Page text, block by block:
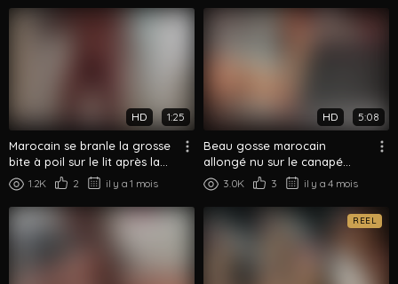
HD 1:25
Marocain se branle la grosse
bite à poil sur le lit après la
douche
1.2K 2 il y a 1 mois
HD 5:08
Beau gosse marocain
allongé nu sur le canapé
caresse sa grosse bite —
Branlette solo
3.0K 3 il y a 4 mois
REEL